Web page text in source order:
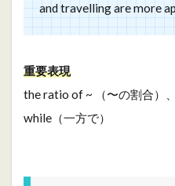
and travelling are more
重要表現
the ratio of ~ （〜の割合）
while（一方で）